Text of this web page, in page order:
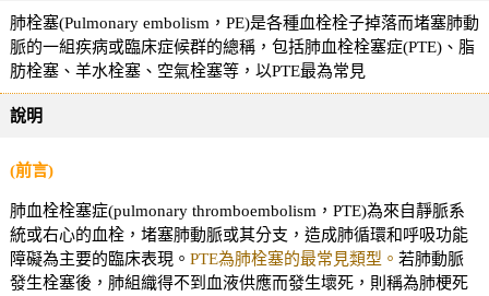
肺栓塞(Pulmonary embolism，PE)是各種血栓栓子掉落而堵塞肺動
脈的一組疾病或臨床症候群的總稱，包括肺血栓栓塞症(PTE)、脂
肪栓塞、羊水栓塞、空氣栓塞等，以PTE最為常見
說明
(前言)
肺血栓栓塞症(pulmonary thromboembolism，PTE)為來自靜脈系
統或右心的血栓，堵塞肺動脈或其分支，造成肺循環和呼吸功能
障礙為主要的臨床表現。 PTE為肺栓塞的最常見類型。 若肺動脈
發生栓塞後，肺組織得不到血液供應而發生壞死，則稱為肺梗死